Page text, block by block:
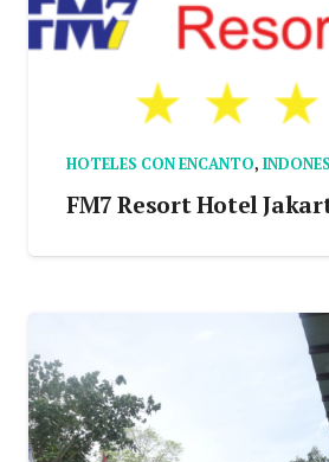
HOTELES CON ENCANTO,
FM7 Resort Hotel